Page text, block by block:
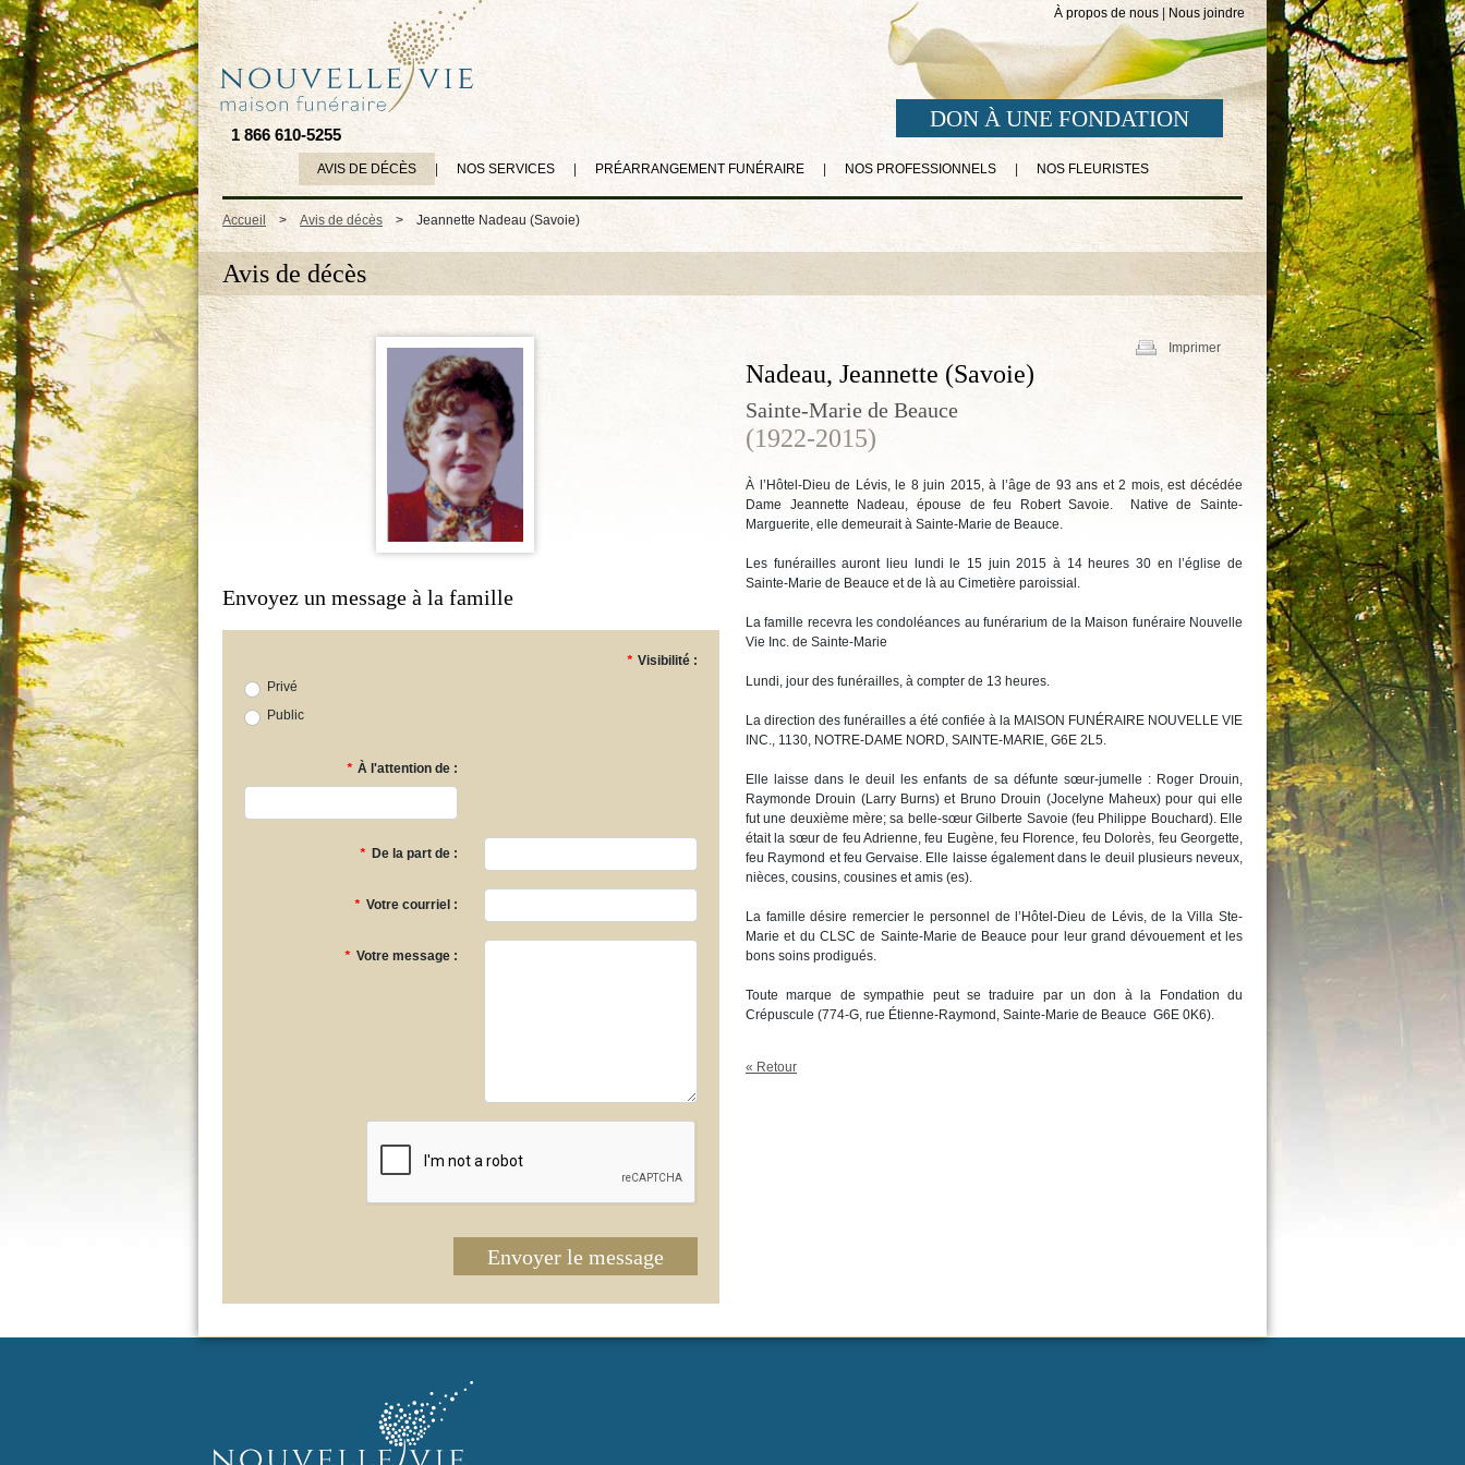
À propos de nous Nous joindre
1 866 610-5255
DON À UNE FONDATION
AVIS DE DÉCÈS NOS SERVICES PRÉARRANGEMENT FUNÉRAIRE NOS PROFESSIONNELS NOS FLEURISTES
Accueil > Avis de décès > Jeannette Nadeau (Savoie)
Avis de décès
Envoyez un message à la famille
* Visibilité :
Privé
Public
* À l'attention de :
* De la part de :
* Votre courriel :
* Votre message :
Envoyer le message
Imprimer
Nadeau, Jeannette (Savoie)
Sainte-Marie de Beauce
(1922-2015)
À l’Hôtel-Dieu de Lévis, le 8 juin 2015, à l’âge de 93 ans et 2 mois, est décédée
Dame Jeannette Nadeau, épouse de feu Robert Savoie. Native de Sainte-
Marguerite, elle demeurait à Sainte-Marie de Beauce.
Les funérailles auront lieu lundi le 15 juin 2015 à 14 heures 30 en l’église de
Sainte-Marie de Beauce et de là au Cimetière paroissial.
La famille recevra les condoléances au funérarium de la Maison funéraire Nouvelle
Vie Inc. de Sainte-Marie
Lundi, jour des funérailles, à compter de 13 heures.
La direction des funérailles a été confiée à la MAISON FUNÉRAIRE NOUVELLE VIE
INC., 1130, NOTRE-DAME NORD, SAINTE-MARIE, G6E 2L5.
Elle laisse dans le deuil les enfants de sa défunte sœur-jumelle : Roger Drouin,
Raymonde Drouin (Larry Burns) et Bruno Drouin (Jocelyne Maheux) pour qui elle
fut une deuxième mère; sa belle-sœur Gilberte Savoie (feu Philippe Bouchard). Elle
était la sœur de feu Adrienne, feu Eugène, feu Florence, feu Dolorès, feu Georgette,
feu Raymond et feu Gervaise. Elle laisse également dans le deuil plusieurs neveux,
nièces, cousins, cousines et amis (es).
La famille désire remercier le personnel de l’Hôtel-Dieu de Lévis, de la Villa Ste-
Marie et du CLSC de Sainte-Marie de Beauce pour leur grand dévouement et les
bons soins prodigués.
Toute marque de sympathie peut se traduire par un don à la Fondation du
Crépuscule (774-G, rue Étienne-Raymond, Sainte-Marie de Beauce G6E 0K6).
« Retour